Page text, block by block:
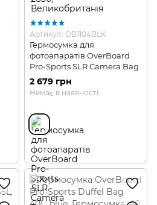
Артикул: OB1104BLK
Гермосумка для
фотоапаратів OverBoard
Pro-Sports SLR Camera Bag
2 679 грн
Немає в наявності